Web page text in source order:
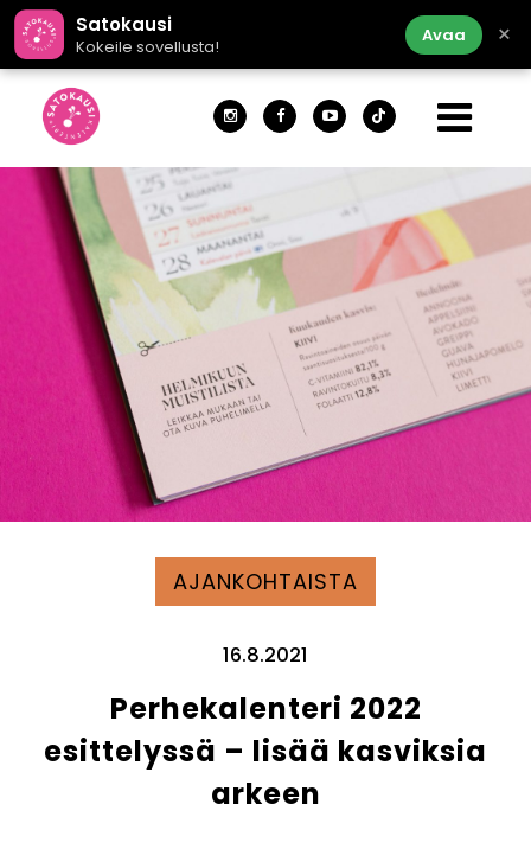
Satokausi
Kokeile sovellusta!
Avaa ×
AJANKOHTAISTA
16.8.2021
Perhekalenteri 2022
esittelyssä – lisää kasviksia
arkeen